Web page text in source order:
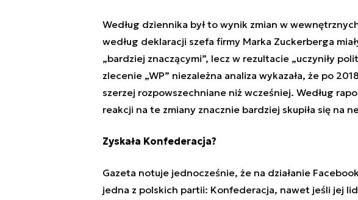
Według dziennika był to wynik zmian w
według deklaracji szefa firmy Marka Zuckerberga
„bardziej znaczącymi”, lecz w rezultacie „uczyniły
zlecenie „WP” niezależna analiza wykazała, że po
szerzej rozpowszechniane niż wcześniej. Według
reakcji na te zmiany znacznie bardziej skupiła się na
Zyskała Konfederacja?
Gazeta notuje jednocześnie, że na działanie
jedna z polskich partii: Konfederacja, nawet jeśli jej